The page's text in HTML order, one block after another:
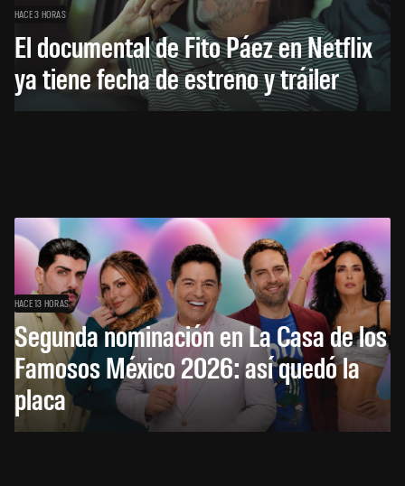
HACE 3 HORAS
El documental de Fito Páez en Netflix
ya tiene fecha de estreno y tráiler
HACE 13 HORAS
Segunda nominación en La Casa de los
Famosos México 2026: así quedó la
placa